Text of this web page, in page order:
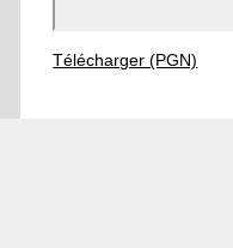
Télécharger (PGN)